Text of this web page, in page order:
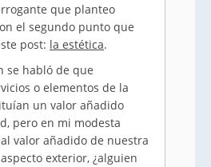
que planteo
el segundo punto que
post: la estética.
se habló de que
o elementos de la
un valor añadido
pero en mi modesta
valor añadido de nuestra
exterior, ¿alguien